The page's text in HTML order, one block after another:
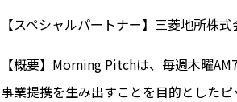
【スペシャルパートナー】三菱地所株式
【概要】Morning Pitchは、毎週木曜
事業提携を生み出すことを目的とした